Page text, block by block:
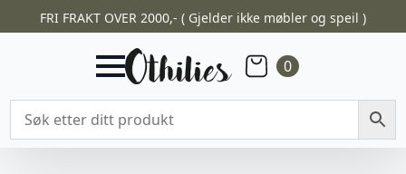
FRI FRAKT OVER 2000,- ( Gjelder ikke møbler og speil )
0